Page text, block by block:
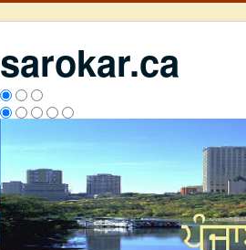
sarokar.ca